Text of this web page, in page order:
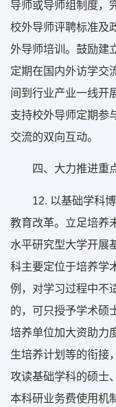
导师或导师组制度，
校外导师评聘标准及
外导师培训。鼓励建
定期在国内外访学交
间到行业产业一线开
支持校外导师定期参
交流的双向互动。
四、大力推进重
12. 以基础学科
教育改革。立足培养
水平研究型大学开展
科主要定位于培养学
例，对学习过程中不
的，可只授予学术硕
培养单位加大资助力
生培养计划等的衔接
攻读基础学科的硕士
本科研业务费使用机